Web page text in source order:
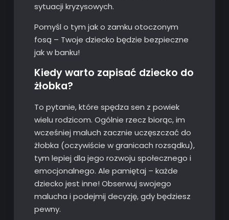
sytuacji kryzysowych.
Pomyśl o tym jak o zamku otoczonym
fosą – Twoje dziecko będzie bezpieczne
jak w banku!
Kiedy warto zapisać dziecko do
żłobka?
To pytanie, które spędza sen z powiek
wielu rodzicom. Ogólnie rzecz biorąc, im
wcześniej maluch zacznie uczęszczać do
żłobka (oczywiście w granicach rozsądku),
tym lepiej dla jego rozwoju społecznego i
emocjonalnego. Ale pamiętaj – każde
dziecko jest inne! Obserwuj swojego
malucha i podejmij decyzję, gdy będziesz
pewny.